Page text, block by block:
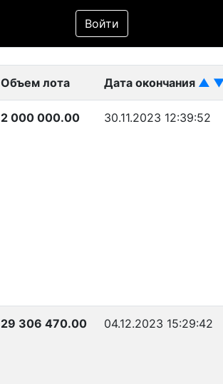
Войти
Фильтр
Объем лота Дата окончания ▲
2 000 000.00 30.11.2023 12:39:52
29 306 470.00 04.12.2023 15:29:42